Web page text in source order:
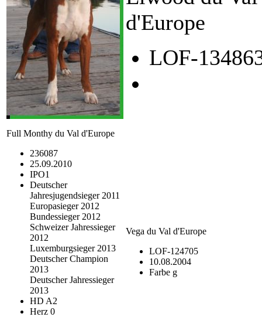
Full Monthy du Val d'Europe
236087
25.09.2010
IPO1
Deutscher
Jahresjugendsieger 2011
Europasieger 2012
Bundessieger 2012
Schweizer Jahressieger
2012
Luxemburgsieger 2013
Deutscher Champion
2013
Deutscher Jahressieger
2013
HD A2
Herz 0
d'Europe
LOF-
Vega du Val d'Europe
LOF-124705
10.08.2004
Farbe g